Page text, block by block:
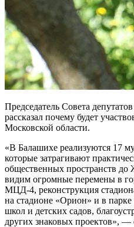
Председатель Совета
рассказал почему будет
Московской области.
«В Балашихе реализуются 17
которые затрагивают
общественных пространств
видим огромные перемены в
МЦД-4, реконструкция
на стадионе «Орион» и в
школ и детских садов,
других знаковых проектов», —